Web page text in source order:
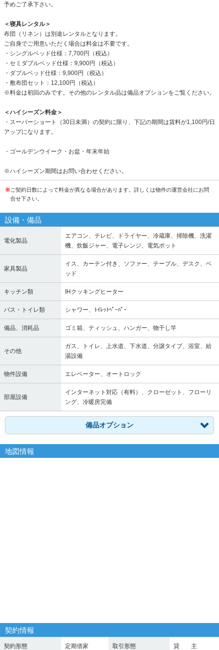
予めご了承下さい。
＜寝具レンタル＞
布団（リネン）は別途レンタルとなります。
ご自身でご用意いただく場合は料金は不要です。
・シングルベッド仕様：7,700円（税込）
・セミダブルベッド仕様：9,900円（税込）
・ダブルベッド仕様：9,900円（税込）
・敷布団セット：12,100円（税込）
※料金は初回のみです。その他のレンタル品は備品オプションをご覧ください。
＜ハイシーズン料金＞
・スーパーショート（30日未満）の契約に限り、下記の期間は賃料が1,100円/日
アップになります。
・ゴールデンウイーク・お盆・年末年始
※ハイシーズン期間はお問い合わせください。
※ ご契約日数によって料金が異なる場合があります。詳しくは物件の運営会社にお問
合せ下さい。
設備・備品
電化製品
エアコン、テレビ、ドライヤー、冷蔵庫、掃除機、洗濯
機、炊飯ジャー、電子レンジ、電気ポット
家具製品
イス、カーテン付き、ソファー、テーブル、デスク、ベ
ッド
キッチン類 IHクッキングヒーター
バス・トイレ類 シャワー、ﾄｲﾚｯﾄﾍﾟｰﾊﾟｰ
備品、消耗品 ゴミ箱、ティッシュ、ハンガー、物干し竿
その他
ガス、トイレ、上水道、下水道、分譲タイプ、浴室、給
湯設備
物件設備 エレベーター、オートロック
部屋設備
インターネット対応（有料）、クローゼット、フローリ
ング、冷暖房完備
備品オプション
地図情報
契約情報
契約形態 定期借家 取引形態 貸 主